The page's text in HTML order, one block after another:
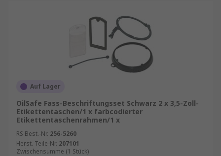
Auf Lager
OilSafe Fass-Beschriftungsset Schwarz 2 x 3,5-Zoll-
Etikettentaschen/1 x farbcodierter
Etikettentaschenrahmen/1 x
RS Best.-Nr. 256-5260
Herst. Teile-Nr. 207101
Zwischensumme (1 Stück)